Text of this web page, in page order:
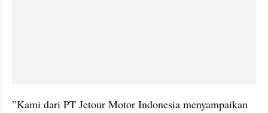
”Kami dari PT Jetour Motor Indonesia menyampaikan